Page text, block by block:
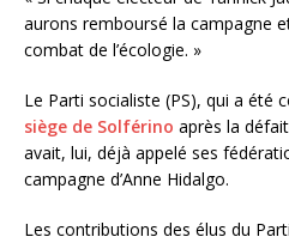
aurons remboursé la campagne
combat de l’écologie. »
Le Parti socialiste (PS), qui a été
siège de Solférino après la
avait, lui, déjà appelé ses
campagne d’Anne Hidalgo.
Les contributions des élus du